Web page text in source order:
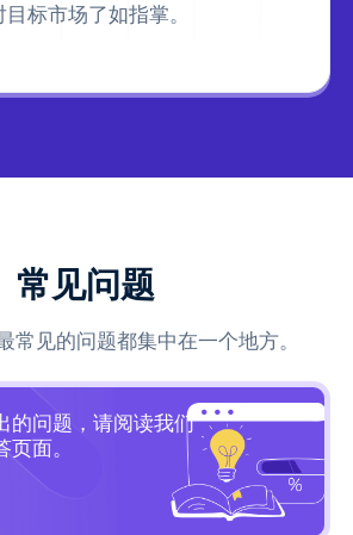
标市场了如指掌。
常见问题
常见的问题都集中在一个地方。
的问题，请阅读我们
面。